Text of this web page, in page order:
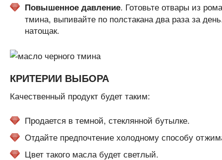
Повышенное давление. Готовьте отвары из
тмина, выпивайте по полстакана два раза за
натощак.
КРИТЕРИИ ВЫБОРА
Качественный продукт будет таким:
Продается в темной, стеклянной бутылке.
Отдайте предпочтение холодному способу
Цвет такого масла будет светлый.